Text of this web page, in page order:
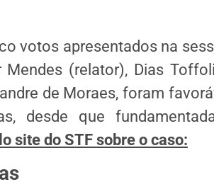
votos apresentados na
(relator), Dias
de Moraes, foram
desde que
site do STF sobre o caso: